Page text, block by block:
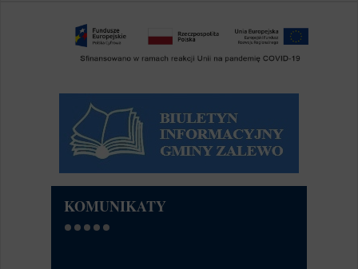
KOMUNIKATY